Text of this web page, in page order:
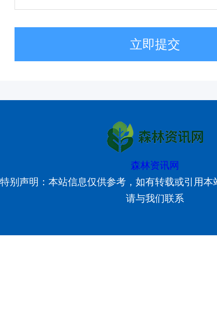
立即提交
森林资讯网
特别声明：本站信息仅供参考，如有转载或引用
请与我们联系